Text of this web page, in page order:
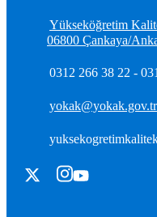
Yükseköğretim
06800 Çankaya/
0312 266 38 22 -
yokak@yokak.gov.tr